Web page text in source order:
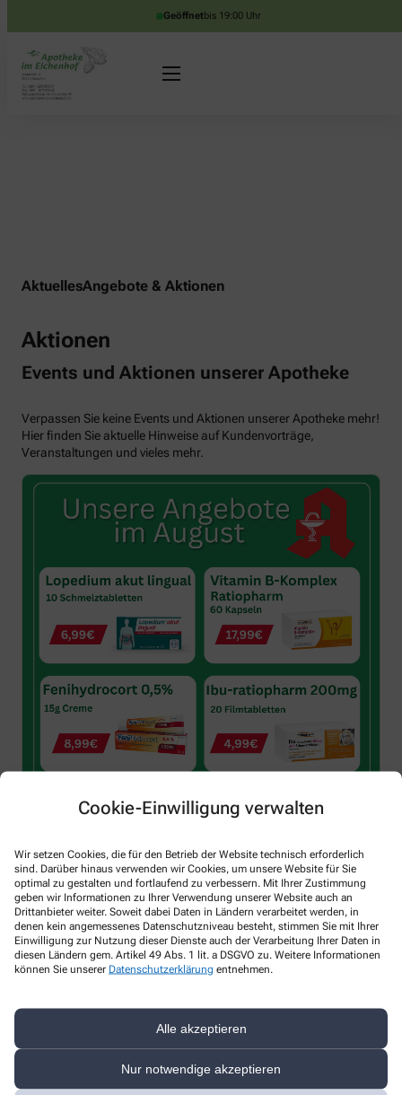
Cookie-Einwilligung verwalten
Wir setzen Cookies, die für den Betrieb der Website technisch erforderlich
sind. Darüber hinaus verwenden wir Cookies, um unsere Website für Sie
optimal zu gestalten und fortlaufend zu verbessern. Mit Ihrer Zustimmung
geben wir Informationen zu Ihrer Verwendung unserer Website auch an
Drittanbieter weiter. Soweit dabei Daten in Ländern verarbeitet werden, in
denen kein angemessenes Datenschutzniveau besteht, stimmen Sie mit Ihrer
Einwilligung zur Nutzung dieser Dienste auch der Verarbeitung Ihrer Daten in
diesen Ländern gem. Artikel 49 Abs. 1 lit. a DSGVO zu. Weitere Informationen
können Sie unserer Datenschutzerklärung entnehmen.
Alle akzeptieren
Nur notwendige akzeptieren
Geöffnetbis 19:00 Uhr
AktuellesAngebote & Aktionen
Aktionen
Events und Aktionen unserer Apotheke
Verpassen Sie keine Events und Aktionen unserer Apotheke mehr!
Hier finden Sie aktuelle Hinweise auf Kundenvorträge,
Veranstaltungen und vieles mehr.
Flyer Angebote
Unsere Top-Angebote